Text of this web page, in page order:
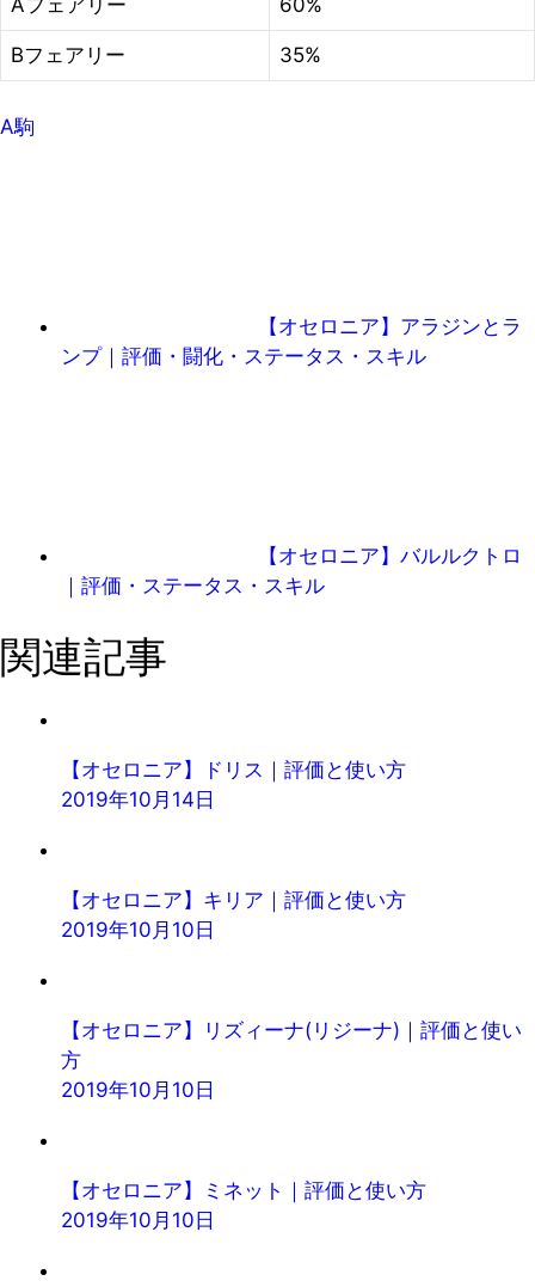
Aフェアリー 60%
Bフェアリー 35%
A駒
【オセロニア】アラジンとラ
ンプ｜評価・闘化・ステータス・スキル
【オセロニア】バルルクトロ
｜評価・ステータス・スキル
関連記事
【オセロニア】ドリス｜評価と使い方
2019年10月14日
【オセロニア】キリア｜評価と使い方
2019年10月10日
【オセロニア】リズィーナ(リジーナ)｜評価と使い
方
2019年10月10日
【オセロニア】ミネット｜評価と使い方
2019年10月10日